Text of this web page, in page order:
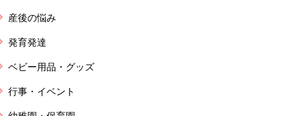
産後の悩み
発育発達
ベビー用品・グッズ
行事・イベント